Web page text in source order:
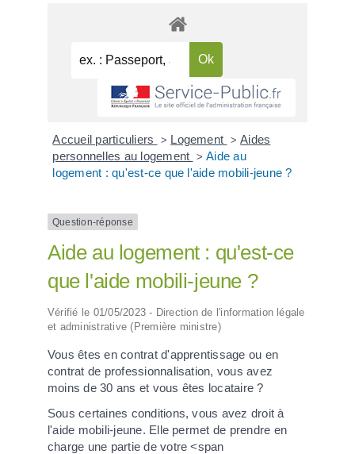
Accueil particuliers > Logement > Aides
personnelles au logement > Aide au
logement : qu'est-ce que l'aide mobili-jeune ?
Question-réponse
Aide au logement : qu'est-ce
que l'aide mobili-jeune ?
Vérifié le 01/05/2023 - Direction de l'information légale
et administrative (Première ministre)
Vous êtes en contrat d'apprentissage ou en
contrat de professionnalisation, vous avez
moins de 30 ans et vous êtes locataire ?
Sous certaines conditions, vous avez droit à
l'aide mobili-jeune. Elle permet de prendre en
charge une partie de votre <span